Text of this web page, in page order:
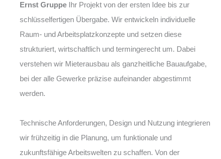
Ernst Gruppe Ihr Projekt von der ersten Idee bis zur
schlüsselfertigen Übergabe. Wir entwickeln individuelle
Raum- und Arbeitsplatzkonzepte und setzen diese
strukturiert, wirtschaftlich und termingerecht um. Dabei
verstehen wir Mieterausbau als ganzheitliche Bauaufgabe,
bei der alle Gewerke präzise aufeinander abgestimmt
werden.
Technische Anforderungen, Design und Nutzung integrieren
wir frühzeitig in die Planung, um funktionale und
zukunftsfähige Arbeitswelten zu schaffen. Von der